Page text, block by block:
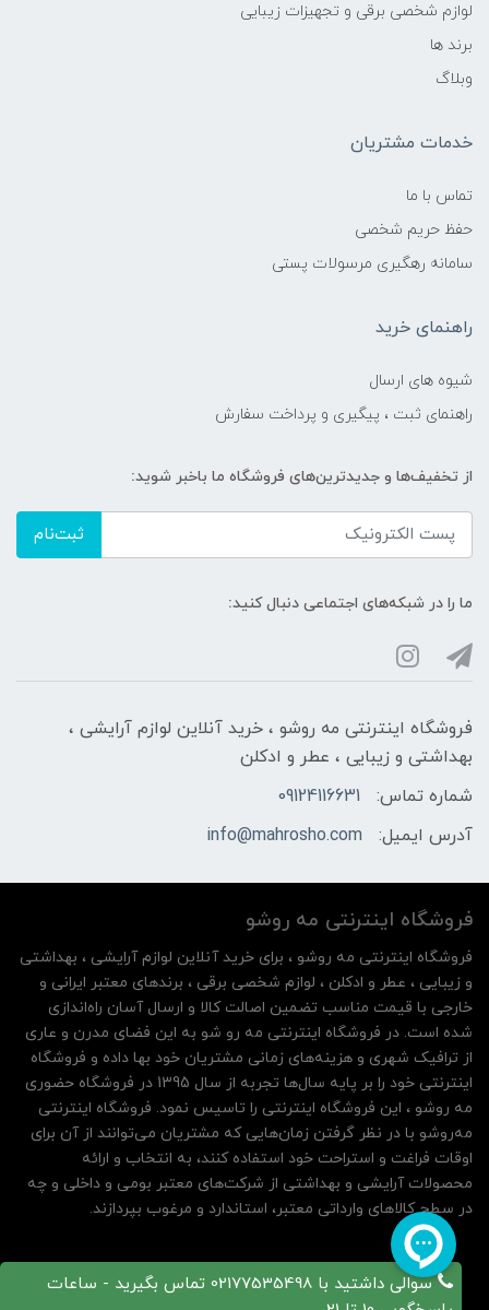
لوازم شخصی برقی و تجهیزات زیبایی
برند ها
وبلاگ
خدمات مشتریان
تماس با ما
حفظ حریم شخصی
سامانه رهگیری مرسولات پستی
راهنمای خرید
شیوه های ارسال
راهنمای ثبت ، پیگیری و پرداخت سفارش
از تخفیف‌ها و جدیدترین‌های فروشگاه ما باخبر شوید:
ثبت‌نام
ما را در شبکه‌های اجتماعی دنبال کنید:
فروشگاه اینترنتی مه‌ رو‌شو ، خرید آنلاین لوازم آرایشی ،
بهداشتی و زیبایی ، عطر و ادکلن
شماره تماس:
09124116631
آدرس ایمیل:
info@mahrosho.com
سوالی داشتید با 02177535498 تماس بگیرید - ساعات
فروشگاه اینترنتی مه‌ رو‌شو
فروشگاه اینترنتی مه‌ رو‌شو ، برای خرید آنلاین لوازم آرایشی ، بهداشتی
و زیبایی ، عطر و ادکلن ، لوازم شخصی برقی ، برندهای معتبر ایرانی و
خارجی با قیمت مناسب تضمین اصالت کالا و ارسال آسان راه‌اندازی
شده است. در فروشگاه اینترنتی مه رو شو به این فضای مدرن و عاری
از ترافیک شهری و هزینه‌های زمانی مشتریان خود بها داده و فروشگاه
اینترنتی خود را بر پایه سال‌ها تجربه از سال 1395 در فروشگاه حضوری
مه روشو ، این فروشگاه اینترنتی را تاسیس نمود. فروشگاه اینترنتی
مه‌رو‌شو با در نظر گرفتن زمان‌هایی که مشتریان می‌توانند از آن‌ برای
اوقات فراغت و استراحت خود استفاده کنند، به انتخاب و ارائه
محصولات آرایشی و بهداشتی از شرکت‌های معتبر بومی و داخلی و چه
در سطح کالاهای وارداتی معتبر، استاندارد و مرغوب بپردازند.